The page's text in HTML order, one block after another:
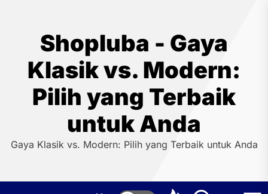
Shopluba - Gaya
Klasik vs. Modern:
Pilih yang Terbaik
untuk Anda
Gaya Klasik vs. Modern: Pilih yang Terbaik untuk Anda